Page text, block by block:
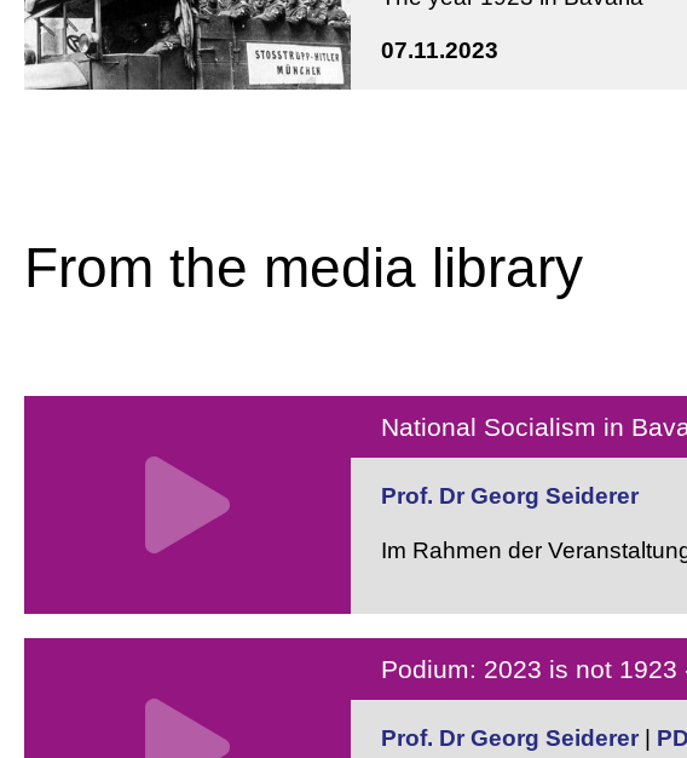
07.11.2023
From the media library
National Socialism in
Prof. Dr Georg Seiderer
Im Rahmen der
Podium: 2023 is not
Prof. Dr Georg Seiderer